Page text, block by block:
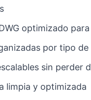
optimizado
por tipo de
sin perder
limpia y optimizada